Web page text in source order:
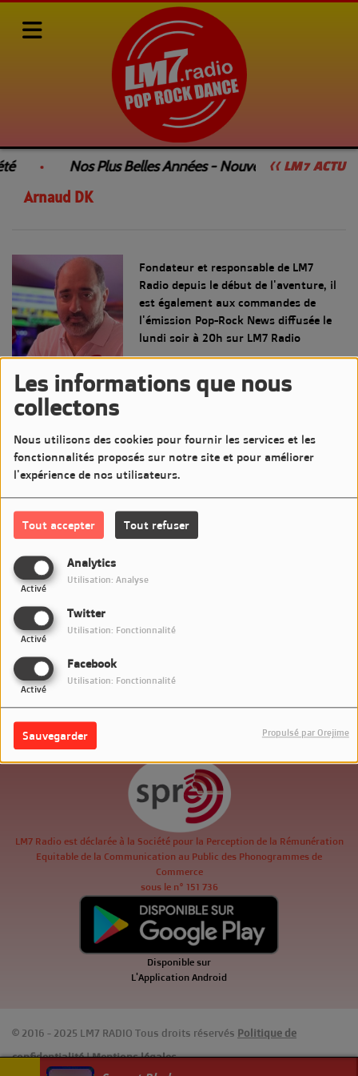
Les informations que nous
collectons
Nous utilisons des cookies pour fournir les services et les
fonctionnalités proposés sur notre site et pour améliorer
l'expérience de nos utilisateurs.
Tout accepter Tout refuser
Analytics
Activé
Utilisation: Analyse
Twitter
Activé
Utilisation: Fonctionnalité
Facebook
Activé
Utilisation: Fonctionnalité
Sauvegarder Propulsé par Orejime
<< LM7 ACTU
Nos Plus Belles Années - Nouvelle Émission
L'équipe de LM7 Radio Animateurs Arnaud DK
Arnaud DK
18734 VUES
Fondateur et responsable de LM7
Radio depuis le début de l'aventure, il
est également aux commandes de
l'émission Pop-Rock News diffusée le
lundi soir à 20h sur LM7 Radio
LM7 Radio est déclarée à la Société pour la Perception de la Rémunération
Equitable de la Communication au Public des Phonogrammes de
Commerce
sous le n° 151 736
Disponible sur
L'Application Android
© 2016 - 2025 LM7 RADIO Tous droits réservés Politique de
confidentialité|Mentions légales